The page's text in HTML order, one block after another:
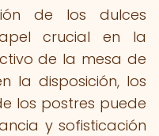
de los dulces
crucial en la
de la mesa de
la disposición, los
los postres puede
y sofisticación